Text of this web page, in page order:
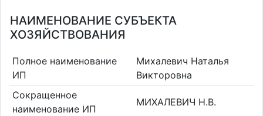
НАИМЕНОВАНИЕ СУБЪЕКТА
ХОЗЯЙСТВОВАНИЯ
Полное наименование
ИП
Михалевич Наталья
Викторовна
Сокращенное
наименование ИП
МИХАЛЕВИЧ Н.В.